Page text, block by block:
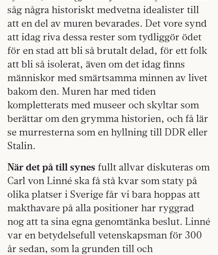
såg några historiskt medvetna idealister till
att en del av muren bevarades. Det vore synd
att idag riva dessa rester som tydliggör ödet
för en stad att bli så brutalt delad, för ett folk
att bli så isolerat, även om det idag finns
människor med smärtsamma minnen av livet
bakom den. Muren har med tiden
kompletterats med museer och skyltar som
berättar om den grymma historien, och få lär
se murresterna som en hyllning till DDR eller
Stalin.
När det på till synes fullt allvar diskuteras om
Carl von Linné ska få stå kvar som staty på
olika platser i Sverige får vi bara hoppas att
makthavare på alla positioner har ryggrad
nog att ta sina egna genomtänka beslut. Linné
var en betydelsefull vetenskapsman för 300
år sedan, som la grunden till och